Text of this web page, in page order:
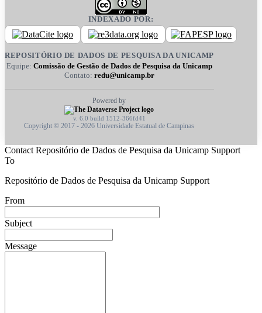
INDEXADO POR:
REPOSITÓRIO DE DADOS DE PESQUISA DA UNICAMP
Equipe: Comissão de Gestão de Dados de Pesquisa da Unicamp
Contato: redu@unicamp.br
Powered by
v. 6.0 build 1512-366fd41
Copyright © 2017 - 2026 Universidade Estatual de Campinas
Contact Repositório de Dados de Pesquisa da Unicamp Support
To
Repositório de Dados de Pesquisa da Unicamp Support
From
Subject
Message